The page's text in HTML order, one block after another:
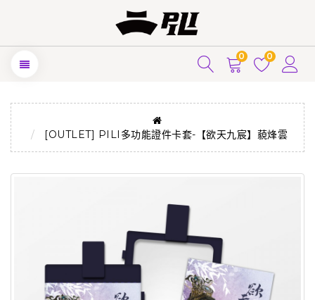
0 0
[OUTLET] PILI多功能證件卡套-【欲天九宸】藐烽雲